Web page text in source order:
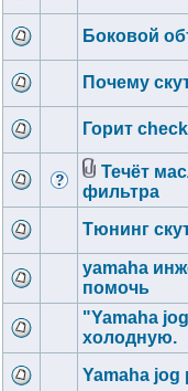
Боковой
Почему
Горит
Течёт
фильтра
Тюнинг
yamaha
помочь
"Yamaha
холодную.
Yamaha jog